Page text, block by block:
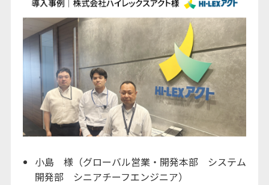
無料会員登録
小島 様（グローバル営業・開発本部 システム
開発部 シニアチーフエンジニア）